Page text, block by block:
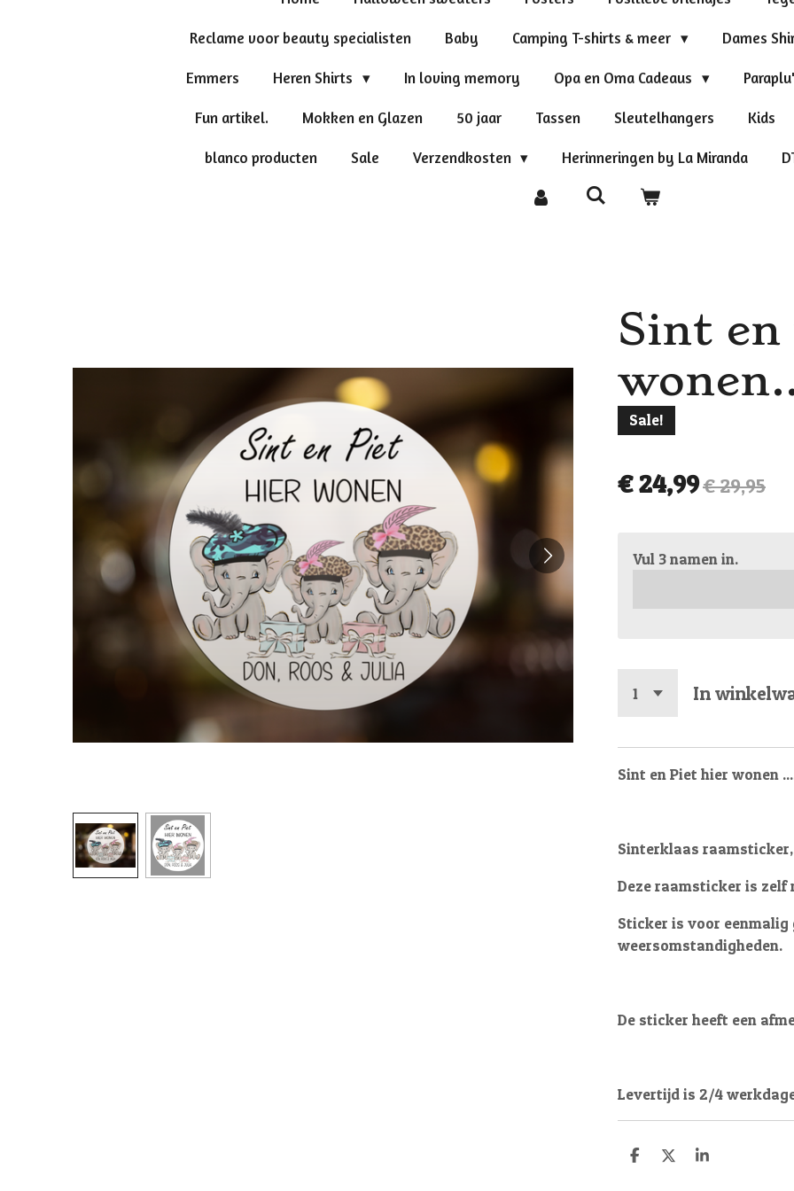
Reclame voor beauty specialisten Baby Camping T-shirts & meer Dames
Emmers Heren Shirts In loving memory Opa en Oma Cadeaus
Fun artikel. Mokken en Glazen 50 jaar Tassen Sleutelhangers Kids
blanco producten Sale Verzendkosten Herinneringen by La Miranda
Sint
Sale!
€ 24,99€ 29,95
Vul 3 namen in.
In
Sint en Piet hier wonen
Sinterklaas
Deze raamsticker is
Sticker is voor eenmalig
weersomstandigheden.
De sticker heeft een
Levertijd is 2/4
D
D
S